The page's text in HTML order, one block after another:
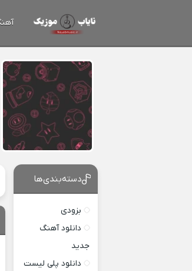
دسته‌بندی‌ها
بزودی
دانلود آهنگ
جدید
دانلود پلی لیست